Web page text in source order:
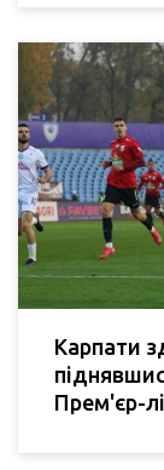
Карпати
Прем'єр-